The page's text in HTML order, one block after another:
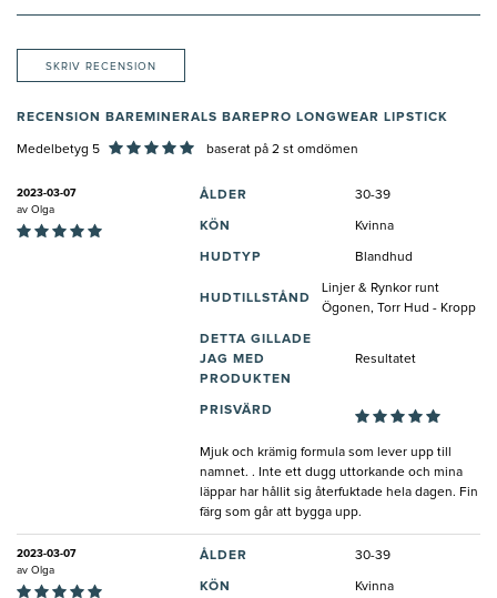
SKRIV RECENSION
RECENSION BAREMINERALS BAREPRO LONGWEAR LIPSTICK
Medelbetyg 5 baserat på 2 st omdömen
2023-03-07
av Olga
ÅLDER 30-39
KÖN Kvinna
HUDTYP Blandhud
HUDTILLSTÅND
Linjer & Rynkor runt
Ögonen, Torr Hud - Kropp
DETTA GILLADE
JAG MED
PRODUKTEN
Resultatet
PRISVÄRD
Mjuk och krämig formula som lever upp till
namnet. . Inte ett dugg uttorkande och mina
läppar har hållit sig återfuktade hela dagen. Fin
färg som går att bygga upp.
2023-03-07
av Olga
ÅLDER 30-39
KÖN Kvinna